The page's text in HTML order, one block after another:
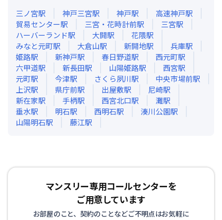
三ノ宮駅 神戸三宮駅 神戸駅 高速神戸駅
貿易センター駅 三宮・花時計前駅 三宮駅
ハーバーランド駅 大開駅 花隈駅
みなと元町駅 大倉山駅 新開地駅 兵庫駅
姫路駅 新神戸駅 春日野道駅 西元町駅
六甲道駅 新長田駅 山陽姫路駅 西宮駅
元町駅 今津駅 さくら夙川駅 中央市場前駅
上沢駅 県庁前駅 出屋敷駅 尼崎駅
新在家駅 手柄駅 西宮北口駅 灘駅
垂水駅 明石駅 西明石駅 湊川公園駅
山陽明石駅 藤江駅
マンスリー専用コールセンターを
ご用意しています
お部屋のこと、契約のことなどご不明点はお気軽に